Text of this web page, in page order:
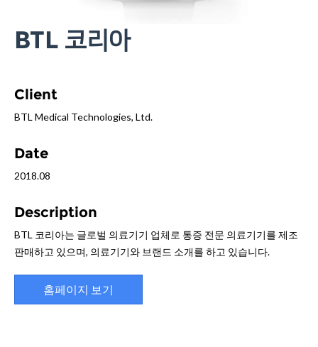
BTL 코리아
Client
BTL Medical Technologies, Ltd.
Date
2018.08
Description
BTL 코리아는 글로벌 의료기기 업체로 통증 전문 의료기기를 제조
판매하고 있으며, 의료기기와 브랜드 소개를 하고 있습니다.
홈페이지 보기